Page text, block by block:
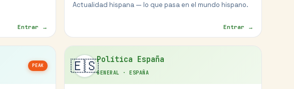
Entrar →
Actualidad hispana — lo que pasa en el mundo hispano.
Entrar →
PEAK 🇪🇸Política España
GENERAL ·ESPAÑA